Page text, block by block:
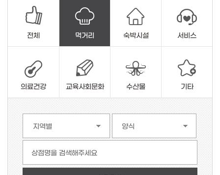
전체 먹거리 숙박시설 서비스
의료건강 교육사회문화 수산물 기타
상점명을 검색해주세요